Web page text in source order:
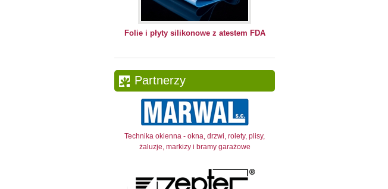
Folie i płyty silikonowe z atestem FDA
Partnerzy
Technika okienna - okna, drzwi, rolety, plisy,
żaluzje, markizy i bramy garażowe